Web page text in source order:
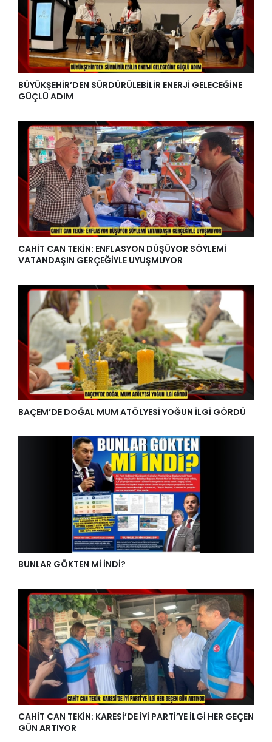
BÜYÜKŞEHİR’DEN SÜRDÜRÜLEBİLİR ENERJİ GELECEĞİNE
GÜÇLÜ ADIM
CAHİT CAN TEKİN: ENFLASYON DÜŞÜYOR SÖYLEMİ
VATANDAŞIN GERÇEĞİYLE UYUŞMUYOR
BAÇEM’DE DOĞAL MUM ATÖLYESİ YOĞUN İLGİ GÖRDÜ
BUNLAR GÖKTEN Mİ İNDİ?
CAHİT CAN TEKİN: KARESİ’DE İYİ PARTİ’YE İLGİ HER GEÇEN
GÜN ARTIYOR